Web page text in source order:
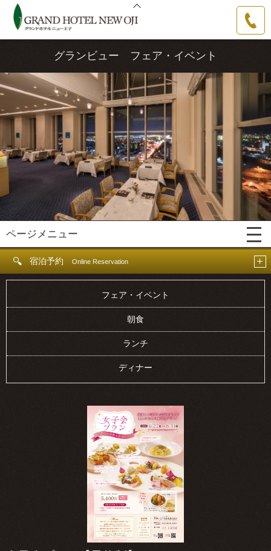
グランビュー フェア・イベント
ページメニュー
宿泊予約Online Reservation
フェア・イベント
朝食
ランチ
ディナー